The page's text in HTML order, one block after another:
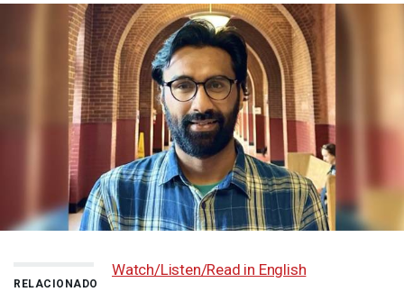
RELACIONADO
Watch/Listen/Read in English